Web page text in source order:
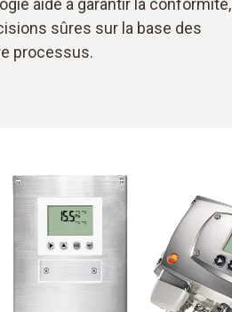
aide à garantir la conformité,
sûres sur la base des
processus.